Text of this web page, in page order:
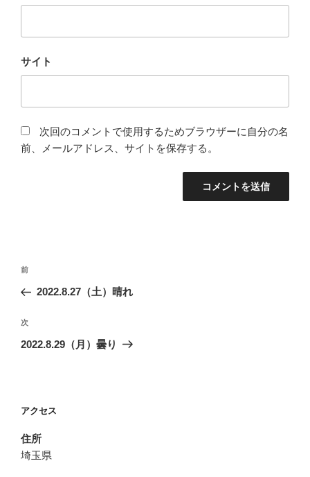
サイト
次回のコメントで使用するためブラウザーに自分の名
前、メールアドレス、サイトを保存する。
投
ナ
ビ
ゲ
ン
前
の
稿
前
2022.8.27（土）晴れ
次
の
次
2022.8.29（月）曇り
アクセス
住所
埼玉県